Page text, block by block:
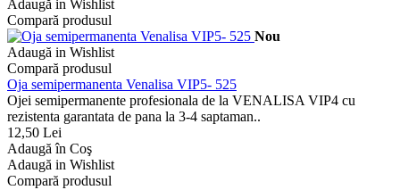
Adaugă in Wishlist
Compară produsul
Nou
Adaugă in Wishlist
Compară produsul
Oja semipermanenta Venalisa VIP5- 525
Ojei semipermanente profesionala de la VENALISA VIP4 cu
rezistenta garantata de pana la 3-4 saptaman..
12,50 Lei
Adaugă în Coş
Adaugă in Wishlist
Compară produsul